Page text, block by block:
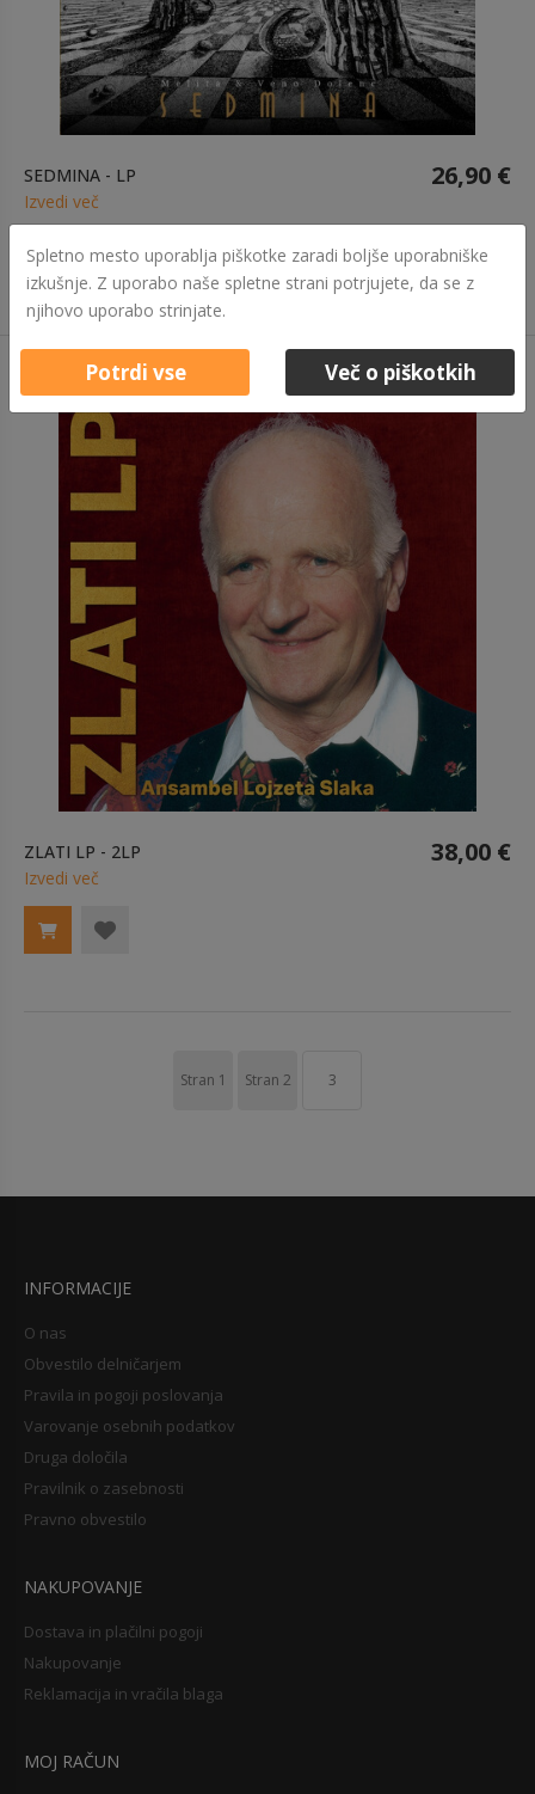
SEDMINA - LP 26,90 €
Izvedi več
ZLATI LP - 2LP 38,00 €
Izvedi več
Stran 1 Stran 2 3
INFORMACIJE
O nas
Obvestilo delničarjem
Pravila in pogoji poslovanja
Varovanje osebnih podatkov
Druga določila
Pravilnik o zasebnosti
Pravno obvestilo
NAKUPOVANJE
Dostava in plačilni pogoji
Nakupovanje
Reklamacija in vračila blaga
MOJ RAČUN
Spletno mesto uporablja piškotke zaradi boljše uporabniške
izkušnje. Z uporabo naše spletne strani potrjujete, da se z
njihovo uporabo strinjate.
Potrdi vse Več o piškotkih